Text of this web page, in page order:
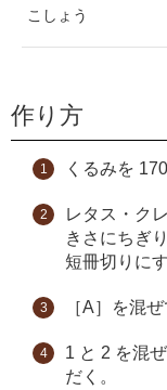
こしょう
作り方
くるみを
レタス・ク
きさにちぎ
短冊切りにす
［A］を混
1 と 2 を混
だく。